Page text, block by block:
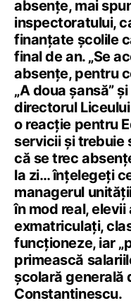
absențe, mai
inspectoratului,
finanțate școlile
final de an. „Se
absențe, pentru
„A doua șansă”
directorul
o reacție pentru
servicii și trebuie
că se trec
la zi… înțelegeți
managerul
în mod real,
exmatriculați,
funcționeze, iar
primească
școlară generală
Constantinescu.